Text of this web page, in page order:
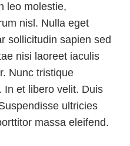
leo molestie,
nisl. Nulla eget
sollicitudin sapien sed
nisi laoreet iaculis
Nunc tristique
In et libero velit. Duis
ultricies
massa eleifend.